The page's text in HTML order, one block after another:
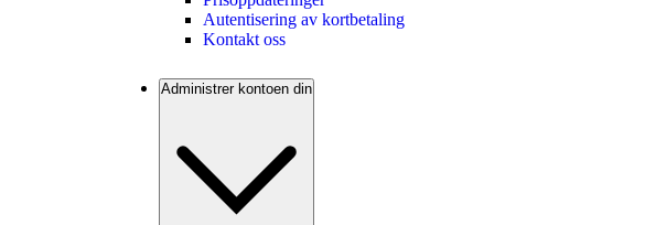
Autentisering av kortbetaling
Kontakt oss
Administrer kontoen din